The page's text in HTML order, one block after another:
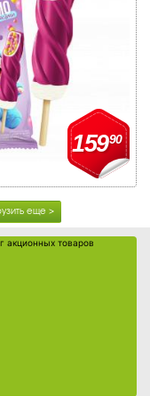
15990
еще >
товаров